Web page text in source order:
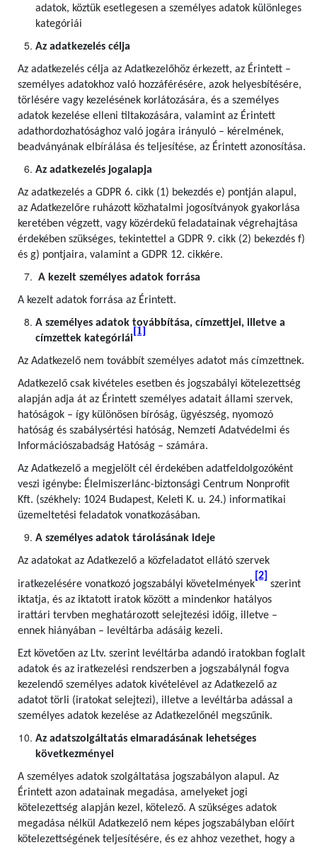
adatok, köztük esetlegesen a személyes adatok különleges
kategóriái
Az adatkezelés célja
Az adatkezelés célja az Adatkezelőhöz érkezett, az Érintett –
személyes adatokhoz való hozzáférésére, azok helyesbítésére,
törlésére vagy kezelésének korlátozására, és a személyes
adatok kezelése elleni tiltakozására, valamint az Érintett
adathordozhatósághoz való jogára irányuló – kérelmének,
beadványának elbírálása és teljesítése, az Érintett azonosítása.
Az adatkezelés jogalapja
Az adatkezelés a GDPR 6. cikk (1) bekezdés e) pontján alapul,
az Adatkezelőre ruházott közhatalmi jogosítványok gyakorlása
keretében végzett, vagy közérdekű feladatainak végrehajtása
érdekében szükséges, tekintettel a GDPR 9. cikk (2) bekezdés f)
és g) pontjaira, valamint a GDPR 12. cikkére.
A kezelt személyes adatok forrása
A kezelt adatok forrása az Érintett.
A személyes adatok továbbítása, címzettjei, illetve a
címzettek kategóriái
[1]
Az Adatkezelő nem továbbít személyes adatot más címzettnek.
Adatkezelő csak kivételes esetben és jogszabályi kötelezettség
alapján adja át az Érintett személyes adatait állami szervek,
hatóságok – így különösen bíróság, ügyészség, nyomozó
hatóság és szabálysértési hatóság, Nemzeti Adatvédelmi és
Információszabadság Hatóság – számára.
Az Adatkezelő a megjelölt cél érdekében adatfeldolgozóként
veszi igénybe: Élelmiszerlánc-biztonsági Centrum Nonprofit
Kft. (székhely: 1024 Budapest, Keleti K. u. 24.) informatikai
üzemeltetési feladatok vonatkozásában.
A személyes adatok tárolásának ideje
Az adatokat az Adatkezelő a közfeladatot ellátó szervek
iratkezelésére vonatkozó jogszabályi követelmények
[2]
szerint
iktatja, és az iktatott iratok között a mindenkor hatályos
irattári tervben meghatározott selejtezési időig, illetve –
ennek hiányában – levéltárba adásáig kezeli.
Ezt követően az Ltv. szerint levéltárba adandó iratokban foglalt
adatok és az iratkezelési rendszerben a jogszabálynál fogva
kezelendő személyes adatok kivételével az Adatkezelő az
adatot törli (iratokat selejtezi), illetve a levéltárba adással a
személyes adatok kezelése az Adatkezelőnél megszűnik.
Az adatszolgáltatás elmaradásának lehetséges
következményei
A személyes adatok szolgáltatása jogszabályon alapul. Az
Érintett azon adatainak megadása, amelyeket jogi
kötelezettség alapján kezel, kötelező. A szükséges adatok
megadása nélkül Adatkezelő nem képes jogszabályban előírt
kötelezettségének teljesítésére, és ez ahhoz vezethet, hogy a